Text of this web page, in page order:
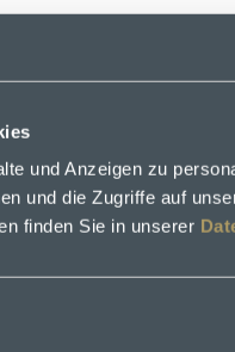
und Anzeigen zu
und die Zugriffe auf
finden Sie in unserer
der Münchner
auf eine entspannte